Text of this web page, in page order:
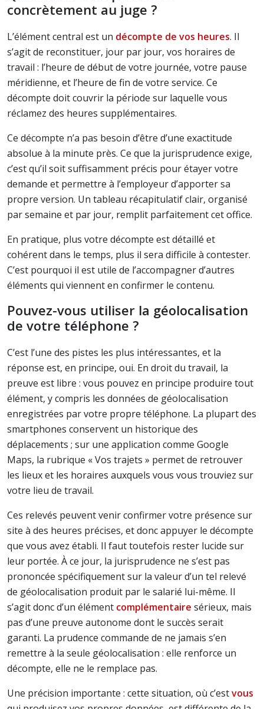
concrètement au juge ?
L’élément central est un décompte de vos heures. Il
s’agit de reconstituer, jour par jour, vos horaires de
travail : l’heure de début de votre journée, votre pause
méridienne, et l’heure de fin de votre service. Ce
décompte doit couvrir la période sur laquelle vous
réclamez des heures supplémentaires.
Ce décompte n’a pas besoin d’être d’une exactitude
absolue à la minute près. Ce que la jurisprudence exige,
c’est qu’il soit suffisamment précis pour étayer votre
demande et permettre à l’employeur d’apporter sa
propre version. Un tableau récapitulatif clair, organisé
par semaine et par jour, remplit parfaitement cet office.
En pratique, plus votre décompte est détaillé et
cohérent dans le temps, plus il sera difficile à contester.
C’est pourquoi il est utile de l’accompagner d’autres
éléments qui viennent en confirmer le contenu.
Pouvez-vous utiliser la géolocalisation
de votre téléphone ?
C’est l’une des pistes les plus intéressantes, et la
réponse est, en principe, oui. En droit du travail, la
preuve est libre : vous pouvez en principe produire tout
élément, y compris les données de géolocalisation
enregistrées par votre propre téléphone. La plupart des
smartphones conservent un historique des
déplacements ; sur une application comme Google
Maps, la rubrique « Vos trajets » permet de retrouver
les lieux et les horaires auxquels vous vous trouviez sur
votre lieu de travail.
Ces relevés peuvent venir confirmer votre présence sur
site à des heures précises, et donc appuyer le décompte
que vous avez établi. Il faut toutefois rester lucide sur
leur portée. À ce jour, la jurisprudence ne s’est pas
prononcée spécifiquement sur la valeur d’un tel relevé
de géolocalisation produit par le salarié lui-même. Il
s’agit donc d’un élément complémentaire sérieux, mais
pas d’une preuve autonome dont le succès serait
garanti. La prudence commande de ne jamais s’en
remettre à la seule géolocalisation : elle renforce un
décompte, elle ne le remplace pas.
Une précision importante : cette situation, où c’estvous